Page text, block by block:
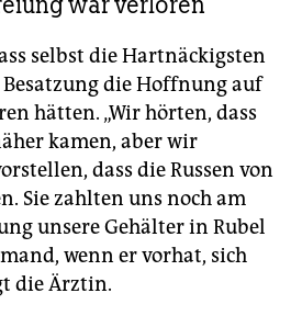
selbst die Hartnäckigsten
die Hoffnung auf
hätten. „Wir hörten, dass
kamen, aber wir
dass die Russen von
Sie zahlten uns noch am
unsere Gehälter in Rubel
wenn er vorhat, sich
die Ärztin.